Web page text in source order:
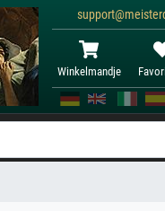
Winkelmandje